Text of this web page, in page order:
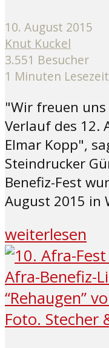
10. August 2015
Knut Kuckel
3.551 Besucher
1 Minuten Lesezeit
"Wir freuen
Verlauf des 12.
Elmar Kopp",
Steindrucker
Benefiz-Fest
August 2015 in
weiterlesen